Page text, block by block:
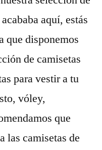
aquí, estás
que disponemos
de camisetas
para vestir a tu
vóley,
que
las camisetas de